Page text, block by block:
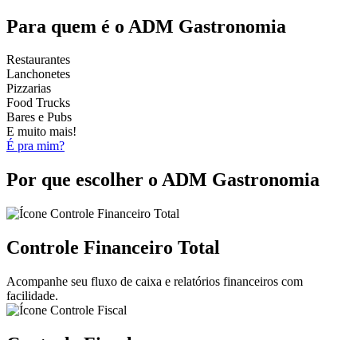
Para quem é o ADM Gastronomia
Restaurantes
Lanchonetes
Pizzarias
Food Trucks
Bares e Pubs
E muito mais!
É pra mim?
Por que escolher o ADM Gastronomia
Controle Financeiro Total
Acompanhe seu fluxo de caixa e relatórios financeiros com
facilidade.